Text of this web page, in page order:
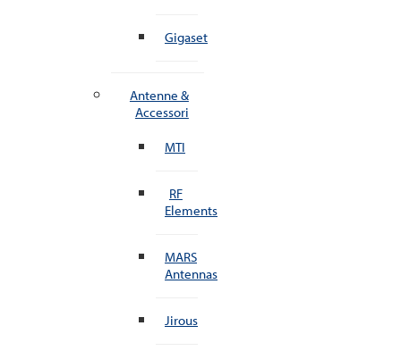
Gigaset
Antenne &
Accessori
MTI
RF
Elements
MARS
Antennas
Jirous